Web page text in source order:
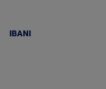
IBANI